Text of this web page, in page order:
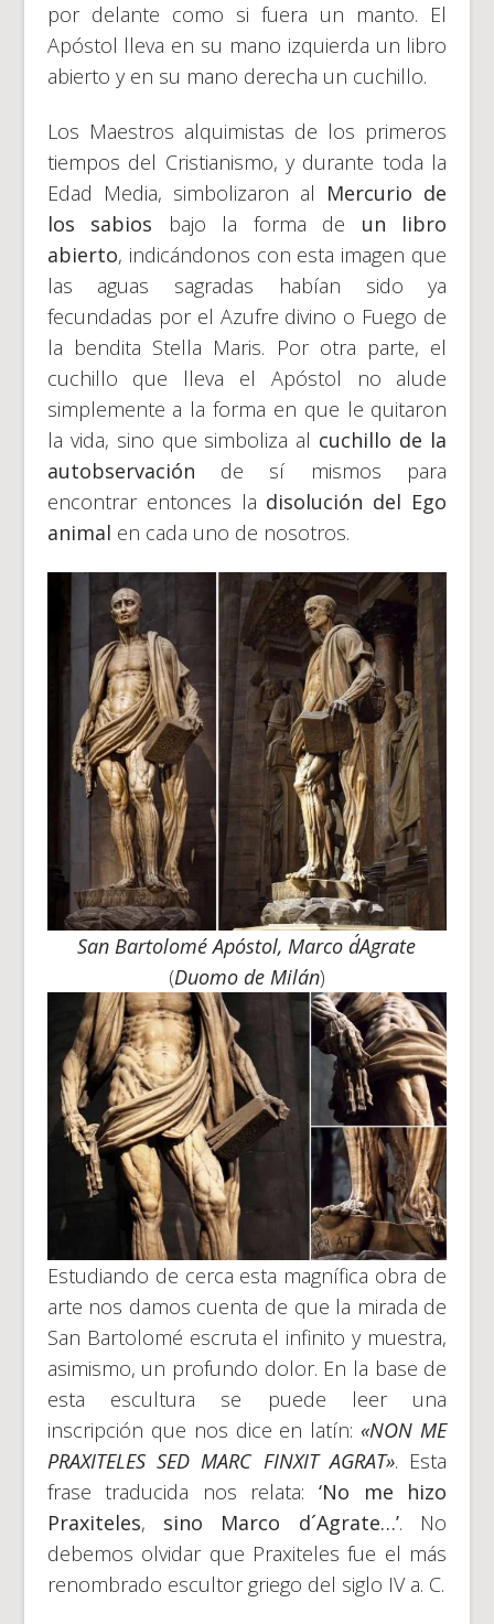
por delante como si fuera un manto. El
Apóstol lleva en su mano izquierda un libro
abierto y en su mano derecha un cuchillo.
Los Maestros alquimistas de los primeros
tiempos del Cristianismo, y durante toda la
Edad Media, simbolizaron al Mercurio de
los sabios bajo la forma de un libro
abierto, indicándonos con esta imagen que
las aguas sagradas habían sido ya
fecundadas por el Azufre divino o Fuego de
la bendita Stella Maris. Por otra parte, el
cuchillo que lleva el Apóstol no alude
simplemente a la forma en que le quitaron
la vida, sino que simboliza al cuchillo de la
autobservación de sí mismos para
encontrar entonces la disolución del Ego
animal en cada uno de nosotros.
San Bartolomé Apóstol, Marco d´Agrate
(Duomo de Milán)
Estudiando de cerca esta magnífica obra de
arte nos damos cuenta de que la mirada de
San Bartolomé escruta el infinito y muestra,
asimismo, un profundo dolor. En la base de
esta escultura se puede leer una
inscripción que nos dice en latín: «NON ME
PRAXITELES SED MARC FINXIT AGRAT». Esta
frase traducida nos relata:‘No me hizo
Praxiteles, sino Marco d´Agrate…’. No
debemos olvidar que Praxiteles fue el más
renombrado escultor griego del siglo IV a. C.